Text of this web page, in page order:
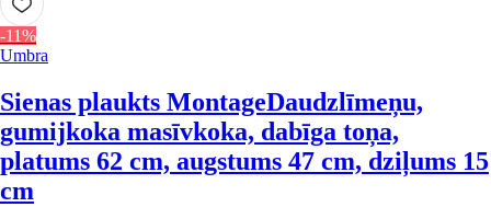
-11%
Umbra
Sienas plaukts MontageDaudzlīmeņu,
gumijkoka masīvkoka, dabīga toņa,
platums 62 cm, augstums 47 cm, dziļums 15
cm